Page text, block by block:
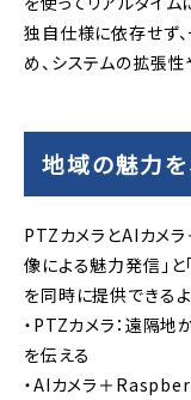
独自仕様に依存せず
め、システムの拡張
地域の魅力を
PTZカメラとAIカメ
像による魅力発信」
を同時に提供できるよ
・PTZカメラ：遠隔
を伝える
・AIカメラ＋